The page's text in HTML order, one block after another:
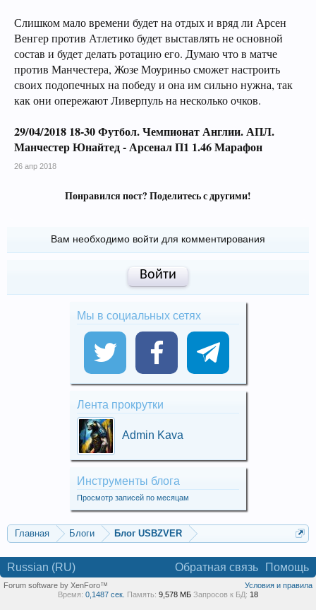
Слишком мало времени будет на отдых и вряд ли Арсен
Венгер против Атлетико будет выставлять не основной
состав и будет делать ротацию его. Думаю что в матче
против Манчестера, Жозе Моуриньо сможет настроить
своих подопечных на победу и она им сильно нужна, так
как они опережают Ливерпуль на несколько очков.
29/04/2018 18-30 Футбол. Чемпионат Англии. АПЛ.
Манчестер Юнайтед - Арсенал П1 1.46 Марафон
26 апр 2018
Понравился пост? Поделитесь с другими!
Вам необходимо войти для комментирования
Войти
Мы в социальных сетях
Лента прокрутки
Admin Kava
Инструменты блога
Просмотр записей по месяцам
Главная Блоги Блог USBZVER
Russian (RU) Обратная связь Помощь
Условия и правила
Forum software by XenForo™
Время: 0,1487 сек. Память: 9,578 МБ Запросов к БД: 18